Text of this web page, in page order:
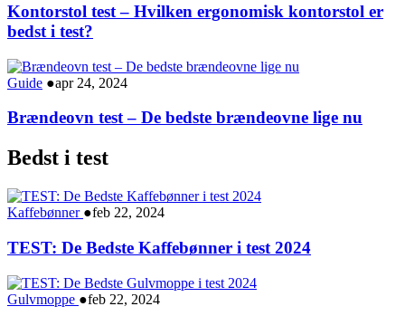
Kontorstol test – Hvilken ergonomisk kontorstol er
bedst i test?
Guide ●apr 24, 2024
Brændeovn test – De bedste brændeovne lige nu
Bedst i test
Kaffebønner ●feb 22, 2024
TEST: De Bedste Kaffebønner i test 2024
Gulvmoppe ●feb 22, 2024